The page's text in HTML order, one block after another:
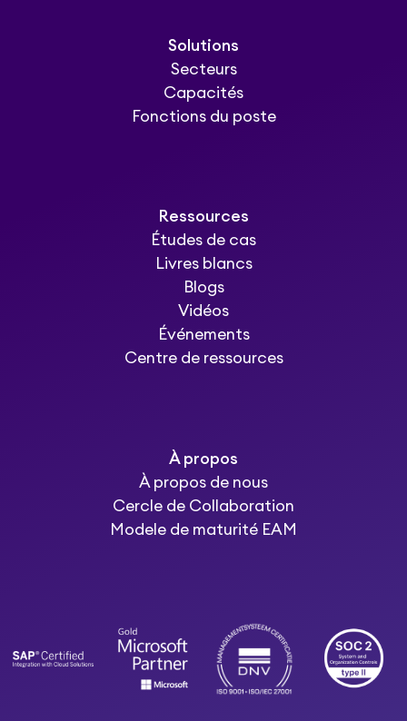
Solutions
Secteurs
Capacités
Fonctions du poste
Ressources
Études de cas
Livres blancs
Blogs
Vidéos
Événements
Centre de ressources
À propos
À propos de nous
Cercle de Collaboration
Modele de maturité EAM